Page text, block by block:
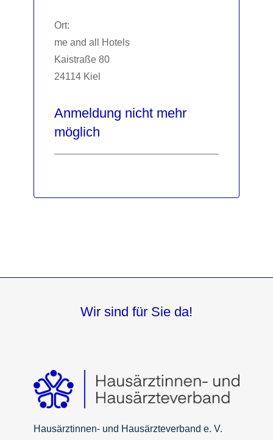
Ort:
me and all Hotels
Kaistraße 80
24114 Kiel
Anmeldung nicht mehr
möglich
Wir sind für Sie da!
Hausärztinnen- und Hausärzteverband e. V.